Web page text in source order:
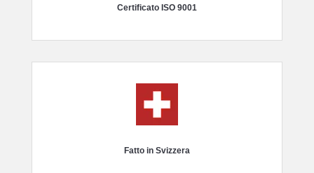
Certificato ISO 9001
Fatto in Svizzera